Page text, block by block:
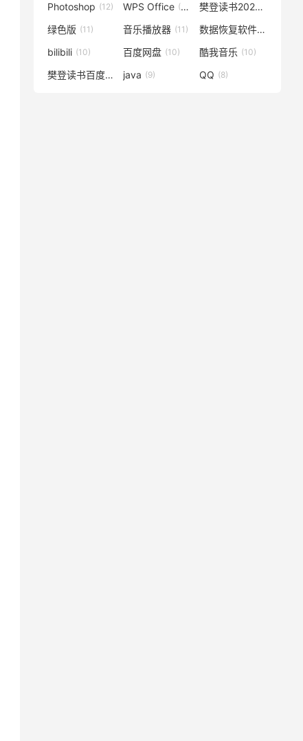
Photoshop (12) WPS Office (12) 樊登读书2020
绿色版 (11) 音乐播放器 (11) 数据恢复软件(11)
bilibili (10) 百度网盘 (10) 酷我音乐 (10)
樊登读书百度云 (10)
java (9) QQ (8)